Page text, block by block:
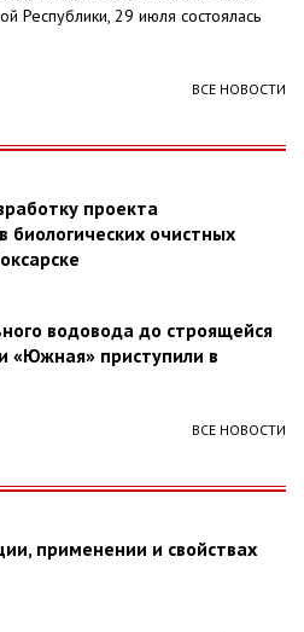
Республики, 29 июля состоялась
ВСЕ НОВОСТИ
проекта
биологических очистных
водовода до строящейся
«Южная» приступили в
ВСЕ НОВОСТИ
применении и свойствах